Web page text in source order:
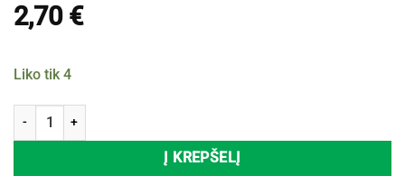
2,70 €
Liko tik 4
produkto kiekis: Žvakė RUSTIC - KERZE, 7x7 cm
Į KREPŠELĮ